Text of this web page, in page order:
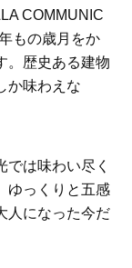
COMMUNIC
もの歳月をか
。歴史ある建物
か味わえな
は味わい尽く
ゆっくりと五感
人になった今だ